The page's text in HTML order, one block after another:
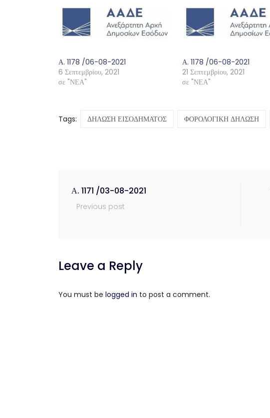
Α. 1178 /06-08-2021
6 Σεπτεμβρίου, 2021
σε "ΝΕΑ"
Α. 1178 /06-08-2021
21 Σεπτεμβρίου, 2021
σε "ΝΕΑ"
Tags: ΔΗΛΩΣΗ ΕΙΣΟΔΗΜΑΤΟΣ ΦΟΡΟΛΟΓΙΚΗ ΔΗΛΩΣΗ
Α. 1171 /03-08-2021
Previous post
Leave a Reply
You must be logged in to post a comment.